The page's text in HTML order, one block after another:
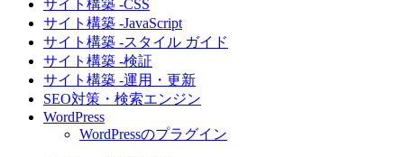
サイト構築 -CSS
サイト構築 -JavaScript
サイト構築 -スタイル ガイド
サイト構築 -検証
サイト構築 -運用・更新
SEO対策・検索エンジン
WordPress
WordPressのプラグイン